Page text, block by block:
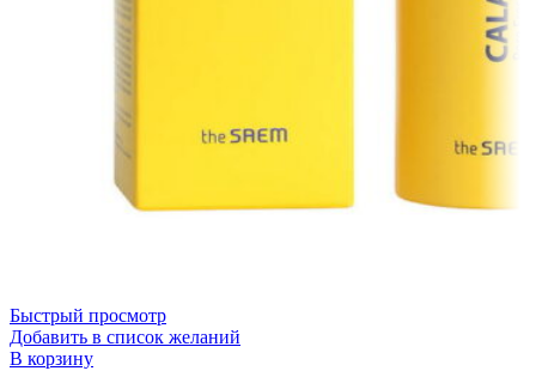
Быстрый просмотр
Добавить в список желаний
В корзину